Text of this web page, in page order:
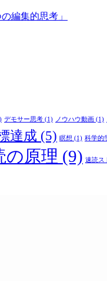
編集的思考」
デモサー思考 (1) ノウハウ動画 (1)
達成 (5) 瞑想 (1) 科学的
の原理 (9) 速読ス